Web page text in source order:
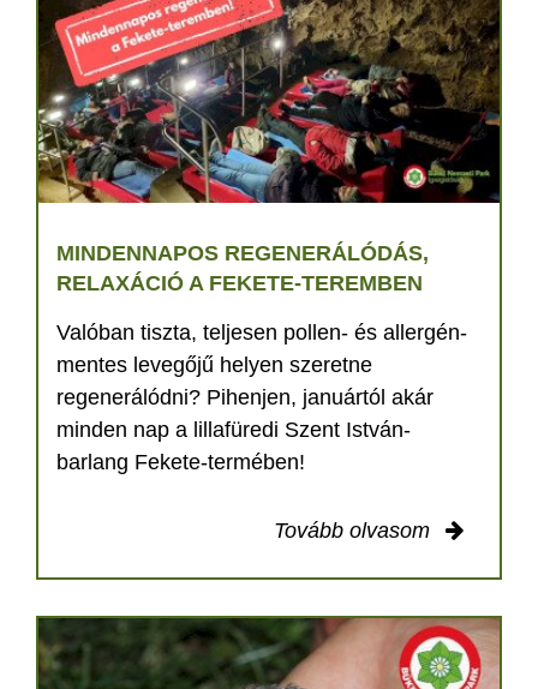
MINDENNAPOS REGENERÁLÓDÁS,
RELAXÁCIÓ A FEKETE-TEREMBEN
Valóban tiszta, teljesen pollen- és allergén-
mentes levegőjű helyen szeretne
regenerálódni? Pihenjen, januártól akár
minden nap a lillafüredi Szent István-
barlang Fekete-termében!
Tovább olvasom